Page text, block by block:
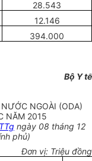
28.543
12.146
394.000
Bộ Y tế
NGOÀI (ODA)
NĂM 2015
ngày 08 tháng 12
phủ)
Đơn vị: Triệu đồng